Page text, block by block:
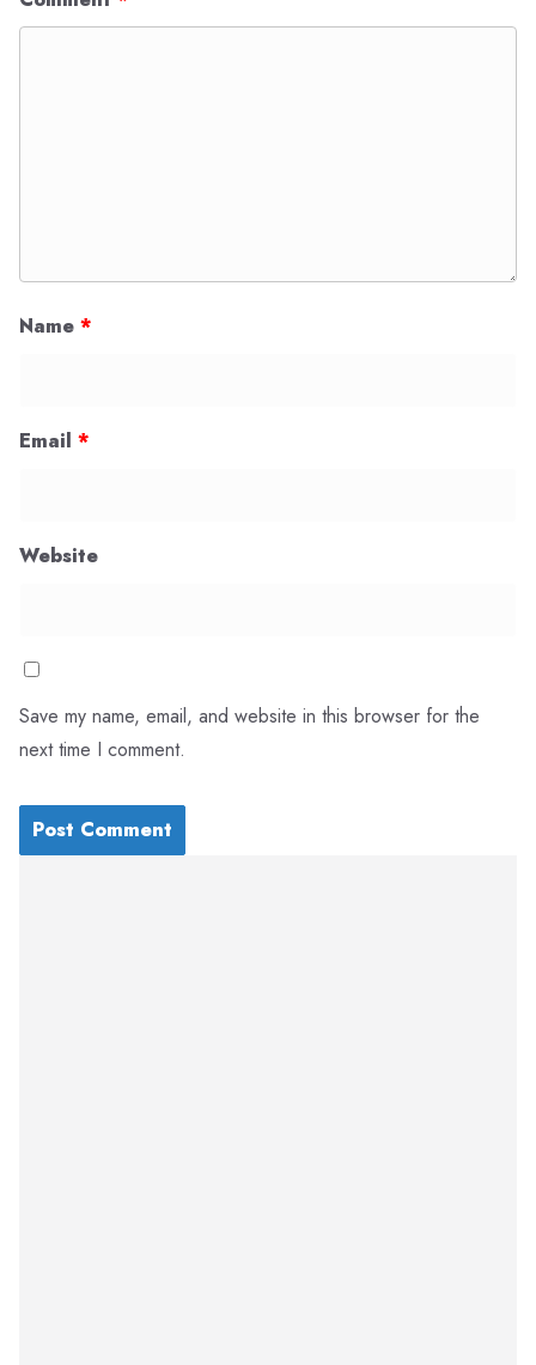
Name *
Email *
Website
Save my name, email, and website in this browser for the
next time I comment.